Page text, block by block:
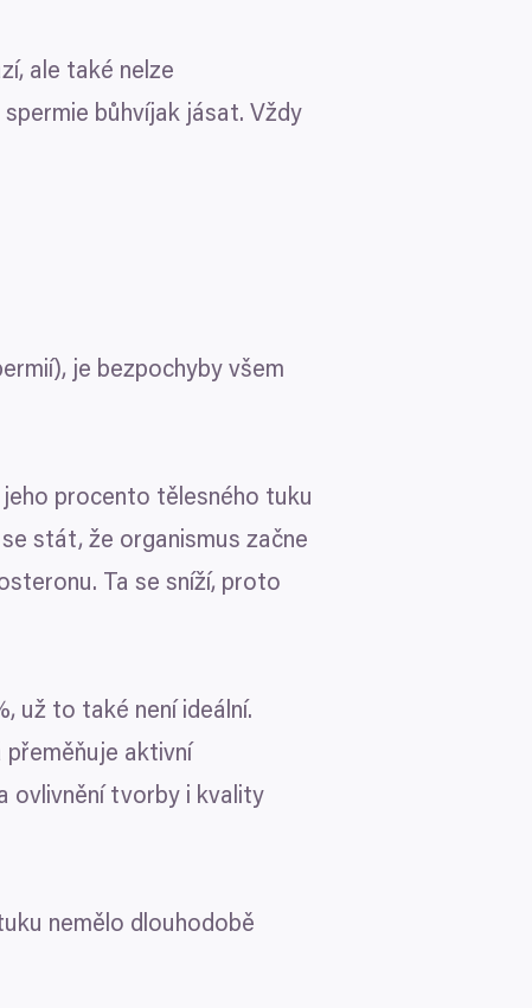
ale také nelze
bůhvíjak jásat. Vždy
je bezpochyby všem
procento tělesného tuku
stát, že organismus začne
Ta se sníží, proto
už to také není ideální.
aktivní
ovlivnění tvorby i kvality
nemělo dlouhodobě